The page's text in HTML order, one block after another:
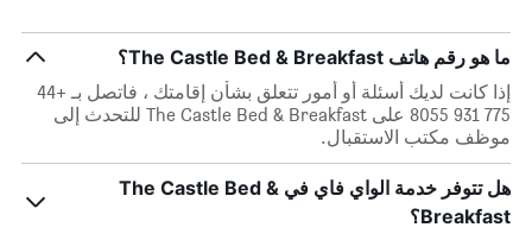
ما هو رقم هاتف The Castle Bed & Breakfast؟
إذا كانت لديك أسئلة أو أمور تتعلق بشأن إقامتك ، فاتصل بـ +44
775 931 8055 على The Castle Bed & Breakfast للتحدث إلى
موظف مكتب الاستقبال.
هل تتوفر خدمة الواي فاي في The Castle Bed &
Breakfast؟